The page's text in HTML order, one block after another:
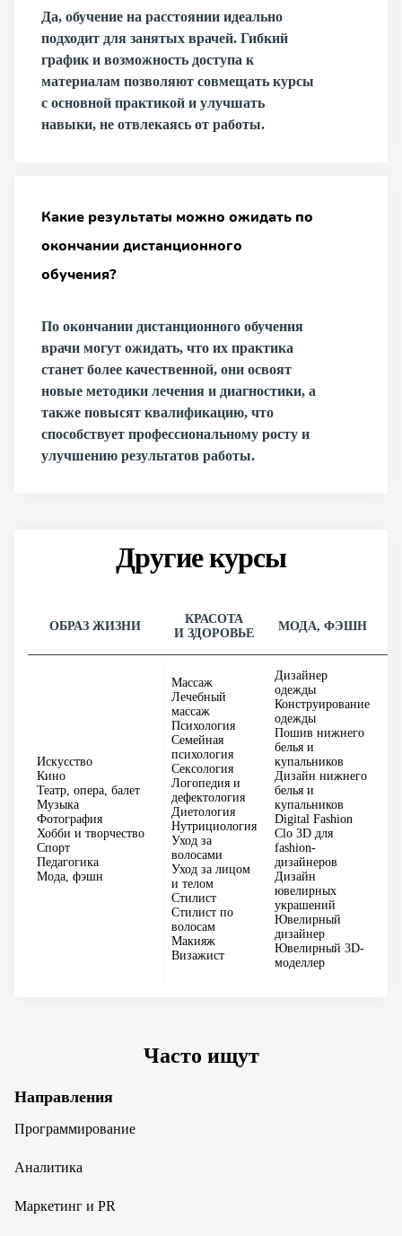
Да, обучение на расстоянии идеально
подходит для занятых врачей. Гибкий
график и возможность доступа к
материалам позволяют совмещать курсы
с основной практикой и улучшать
навыки, не отвлекаясь от работы.
Какие результаты можно ожидать по
окончании дистанционного
обучения?
По окончании дистанционного обучения
врачи могут ожидать, что их практика
станет более качественной, они освоят
новые методики лечения и диагностики, а
также повысят квалификацию, что
способствует профессиональному росту и
улучшению результатов работы.
Другие курсы
ОБРАЗ ЖИЗНИ
КРАСОТА
И ЗДОРОВЬЕ
МОДА, ФЭШН
Искусство
Кино
Театр, опера, балет
Музыка
Фотография
Хобби и творчество
Спорт
Педагогика
Мода, фэшн
Массаж
Лечебный
массаж
Психология
Семейная
психология
Сексология
Логопедия и
дефектология
Диетология
Нутрициология
Уход за
волосами
Уход за лицом
и телом
Стилист
Стилист по
волосам
Макияж
Визажист
Дизайнер
одежды
Конструирование
одежды
Пошив нижнего
белья и
купальников
Дизайн нижнего
белья и
купальников
Digital Fashion
Clo 3D для
fashion-
дизайнеров
Дизайн
ювелирных
украшений
Ювелирный
дизайнер
Ювелирный 3D-
моделлер
Часто ищут
Направления
Программирование
Аналитика
Маркетинг и PR